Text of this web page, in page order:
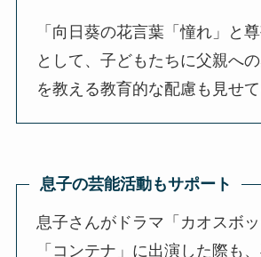
「向日葵の花言葉「憧れ」と
として、子どもたちに父親へ
を教える教育的な配慮も見せて
息子の芸能活動もサポート
息子さんがドラマ「カオスボ
「コンテナ」に出演した際も